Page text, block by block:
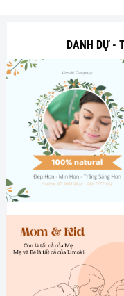
DANH DỰ -